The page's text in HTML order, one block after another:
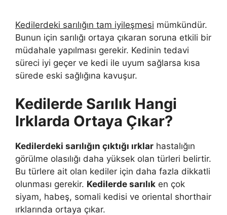
Kedilerdeki sarılığın tam iyileşmesi mümkündür.
Bunun için sarılığı ortaya çıkaran soruna etkili bir
müdahale yapılması gerekir. Kedinin tedavi
süreci iyi geçer ve kedi ile uyum sağlarsa kısa
sürede eski sağlığına kavuşur.
Kedilerde Sarılık Hangi
Irklarda Ortaya Çıkar?
Kedilerdeki sarılığın çıktığı ırklar hastalığın
görülme olasılığı daha yüksek olan türleri belirtir.
Bu türlere ait olan kediler için daha fazla dikkatli
olunması gerekir. Kedilerde sarılık en çok
siyam, habeş, somali kedisi ve oriental shorthair
ırklarında ortaya çıkar.